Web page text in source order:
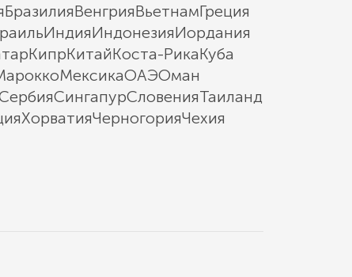
БразилияВенгрияВьетнамГреция
ИндияИндонезияИордания
КипрКитайКоста-РикаКуба
МексикаОАЭОман
СингапурСловенияТаиланд
ХорватияЧерногорияЧехия